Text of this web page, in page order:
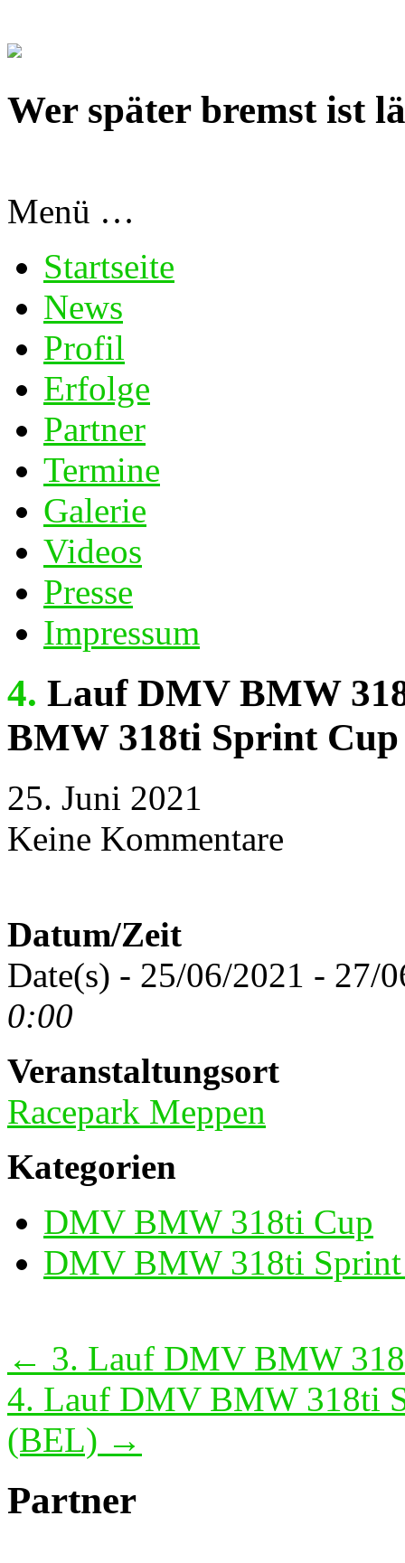
Wer später bremst ist
Menü …
Startseite
News
Profil
Erfolge
Partner
Termine
Galerie
Videos
Presse
Impressum
4. Lauf DMV BMW 318ti Cup + 3. Lauf DMV
BMW 318ti Sprint Cup
25. Juni 2021
Keine Kommentare
Datum/Zeit
Date(s) - 25/06/2021 - 27/
0:00
Veranstaltungsort
Racepark Meppen
Kategorien
DMV BMW 318ti Cup
DMV BMW 318ti
Beitragsnavigation
← 3. Lauf DMV BMW
4. Lauf DMV BMW 318ti
(BEL) →
Partner